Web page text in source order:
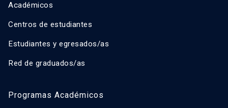
Académicos
Centros de estudiantes
Estudiantes y egresados/as
Red de graduados/as
Programas Académicos